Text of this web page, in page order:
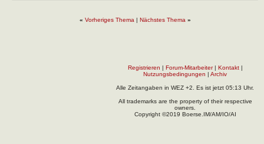
« Vorheriges Thema | Nächstes Thema »
Registrieren | Forum-Mitarbeiter| Kontakt|
Nutzungsbedingungen | Archiv
Alle Zeitangaben in WEZ +2. Es ist jetzt 05:13 Uhr.
All trademarks are the property of their respective
owners.
Copyright ©2019 Boerse.IM/AM/IO/AI